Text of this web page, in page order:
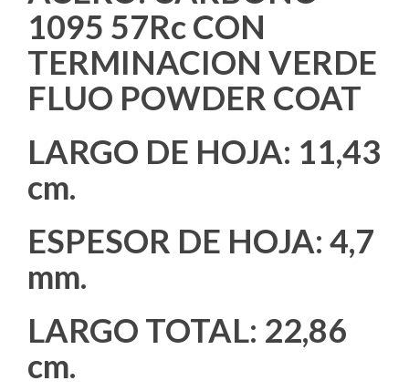
ACERO: CARBONO
1095 57Rc CON
TERMINACION VERDE
FLUO POWDER COAT
LARGO DE HOJA: 11,43
cm.
ESPESOR DE HOJA: 4,7
mm.